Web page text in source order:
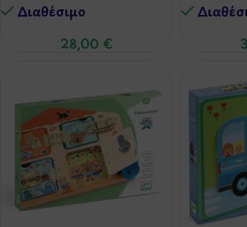
Διαθέσιμo
28,00 €